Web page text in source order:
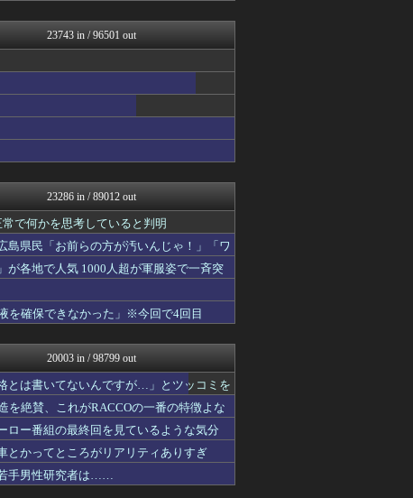
かぞくちゃんねる
アルファルファモザイク＠ネ...
ゴールデンタイムズ
ネギ速
海外の反応 ディミヌート
mashlife通信
ネギ速
スコールちゃんねる｜２ちゃ...
キニ速
坂道情報通～乃木坂46まと...
かせまと！
おうち速報
政経ワロスまとめニュース♪
パチンコ・パチスロ.com
サカサカ10【サッカーまと...
修羅場ライフ速報
わんこーる速報！
アニゲー速報
不思議.net - 5ch...
子育てちゃんねる
23743 in / 96501 out
23286 in / 89012 out
で何かを思考していると判明
県民「お前らの方が汚いんじゃ！」「ワ
が各地で人気 1000人超が軍服姿で一斉突
を確保できなかった」※今回で4回目
20003 in / 98799 out
とは書いてないんですが…」とツッコミを
を絶賛、これがRACCOの一番の特徴よな
ロー番組の最終回を見ているような気分
とかってところがリアリティありすぎ
手男性研究者は……